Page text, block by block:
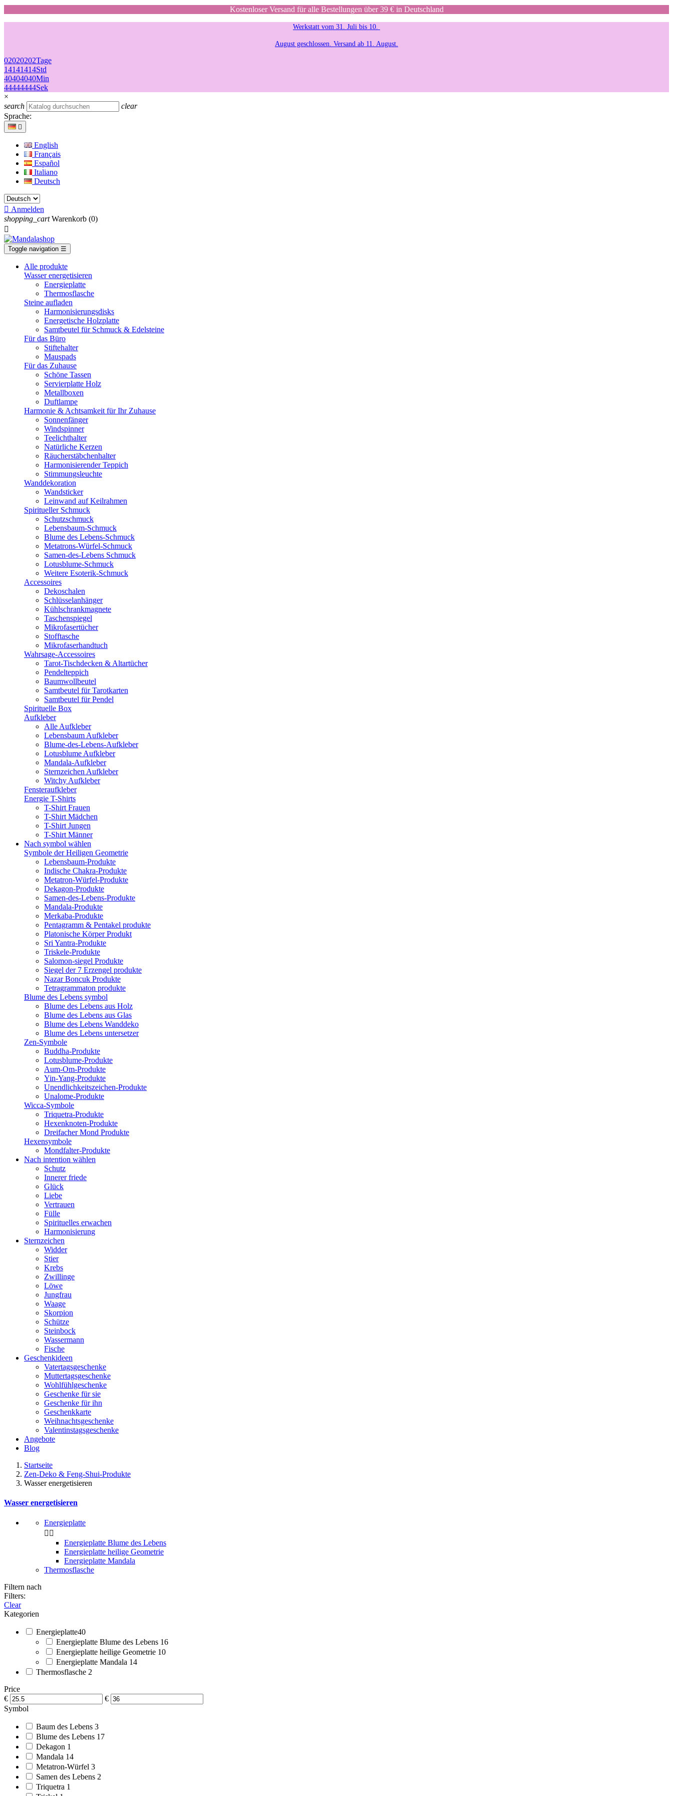
Kostenloser Versand für alle Bestellungen über 39 € in Deutschland
Werkstatt vom 31. Juli bis 10.
August geschlossen. Versand ab 11. August.
02020202Tage
14141414Std
40404040Min
44444444Sek
×
search
clear
Sprache:

English
Français
Español
Italiano
Deutsch
 Anmelden
shopping_cart Warenkorb (0)

Toggle navigation ☰
Alle produkte
Wasser energetisieren
Energieplatte​
Thermosflasche
Steine aufladen
Harmonisierungsdisks
Energetische Holzplatte
Samtbeutel für Schmuck & Edelsteine
Für das Büro
Stiftehalter
Mauspads
Für das Zuhause
Schöne Tassen
Servierplatte Holz
Metallboxen
Duftlampe
Harmonie & Achtsamkeit für Ihr Zuhause
Sonnenfänger
Windspinner
Teelichthalter
Natürliche Kerzen
Räucherstäbchenhalter
Harmonisierender Teppich
Stimmungsleuchte
Wanddekoration
Wandsticker
Leinwand auf Keilrahmen
Spiritueller Schmuck
Schutzschmuck
Lebensbaum-Schmuck
Blume des Lebens-Schmuck
Metatrons-Würfel-Schmuck
Samen-des-Lebens Schmuck
Lotusblume-Schmuck
Weitere Esoterik-Schmuck
Accessoires
Dekoschalen
Schlüsselanhänger
Kühlschrankmagnete
Taschenspiegel
Mikrofasertücher
Stofftasche
Mikrofaserhandtuch
Wahrsage-Accessoires
Tarot-Tischdecken & Altartücher
Pendelteppich
Baumwollbeutel
Samtbeutel für Tarotkarten
Samtbeutel für Pendel
Spirituelle Box
Aufkleber
Alle Aufkleber
Lebensbaum Aufkleber
Blume-des-Lebens-Aufkleber
Lotusblume Aufkleber
Mandala-Aufkleber
Sternzeichen Aufkleber
Witchy Aufkleber
Fensteraufkleber
Energie T-Shirts
T-Shirt Frauen
T-Shirt Mädchen
T-Shirt Jungen
T-Shirt Männer
Nach symbol wählen
Symbole der Heiligen Geometrie
Lebensbaum-Produkte
Indische Chakra-Produkte
Metatron-Würfel-Produkte
Dekagon-Produkte
Samen-des-Lebens-Produkte
Mandala-Produkte
Merkaba-Produkte
Pentagramm & Pentakel produkte
Platonische Körper Produkt
Sri Yantra-Produkte
Triskele-Produkte
Salomon-siegel Produkte
Siegel der 7 Erzengel produkte
Nazar Boncuk Produkte
Tetragrammaton produkte
Blume des Lebens symbol​
Blume des Lebens aus Holz
Blume des Lebens aus Glas
Blume des Lebens Wanddeko
Blume des Lebens untersetzer
Zen-Symbole
Buddha-Produkte
Lotusblume-Produkte
Aum-Om-Produkte
Yin-Yang-Produkte
Unendlichkeitszeichen-Produkte
Unalome-Produkte
Wicca-Symbole
Triquetra-Produkte
Hexenknoten-Produkte
Dreifacher Mond Produkte
Hexensymbole
Mondfalter-Produkte
Nach intention wählen
Schutz
Innerer friede
Glück
Liebe
Vertrauen
Fülle
Spirituelles erwachen
Harmonisierung
Sternzeichen
Widder
Stier
Krebs
Zwillinge
Löwe
Jungfrau
Waage
Skorpion
Schütze
Steinbock
Wassermann
Fische
Geschenkideen
Vatertagsgeschenke
Muttertagsgeschenke
Wohlfühlgeschenke
Geschenke für sie
Geschenke für ihn
Geschenkkarte
Weihnachtsgeschenke
Valentinstagsgeschenke
Angebote
Blog
Startseite
Zen-Deko & Feng-Shui-Produkte
Wasser energetisieren
Wasser energetisieren
Energieplatte​
 
Energieplatte Blume des Lebens
Energieplatte heilige Geometrie
Energieplatte Mandala
Thermosflasche
Filtern nach
Filters:
Clear
Kategorien
Energieplatte​40
Energieplatte Blume des Lebens 16
Energieplatte heilige Geometrie 10
Energieplatte Mandala 14
Thermosflasche 2
Price
€
€
Symbol
Baum des Lebens 3
Blume des Lebens 17
Dekagon 1
Mandala 14
Metatron-Würfel 3
Samen des Lebens 2
Triquetra 1